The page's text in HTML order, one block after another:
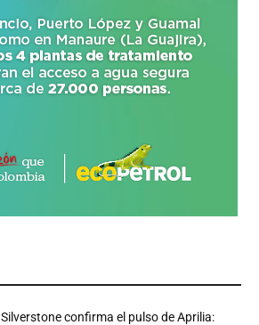
Silverstone confirma el pulso de Aprilia: